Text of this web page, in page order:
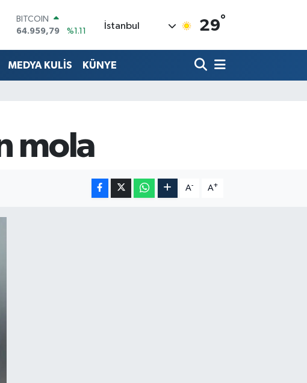
64.959,79
DOLAR
55,2510
%0.32
STERLİN
13.779
%-14
İstanbul 29°
MEDYA KULİS KÜNYE
mola
A- A+